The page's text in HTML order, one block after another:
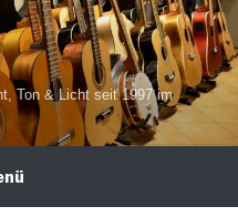
Ton & Licht seit 1997 im